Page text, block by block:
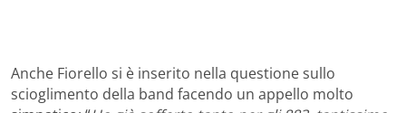
Anche Fiorello si è inserito nella questione sullo
scioglimento della band facendo un appello molto